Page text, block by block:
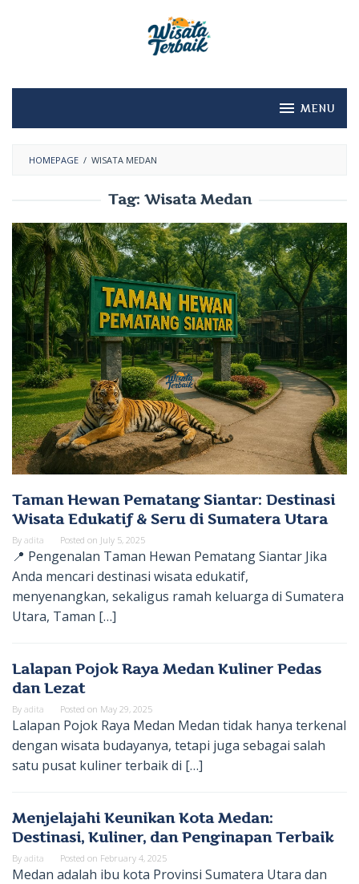
MENU
HOMEPAGE / WISATA MEDAN
Tag: Wisata Medan
Taman Hewan Pematang Siantar: Destinasi
Wisata Edukatif & Seru di Sumatera Utara
By adita Posted on July 5, 2025
📍 Pengenalan Taman Hewan Pematang Siantar Jika
Anda mencari destinasi wisata edukatif,
menyenangkan, sekaligus ramah keluarga di Sumatera
Utara, Taman […]
Lalapan Pojok Raya Medan Kuliner Pedas
dan Lezat
By adita Posted on May 29, 2025
Lalapan Pojok Raya Medan Medan tidak hanya terkenal
dengan wisata budayanya, tetapi juga sebagai salah
satu pusat kuliner terbaik di […]
Menjelajahi Keunikan Kota Medan:
Destinasi, Kuliner, dan Penginapan Terbaik
By adita Posted on February 4, 2025
Medan adalah ibu kota Provinsi Sumatera Utara dan